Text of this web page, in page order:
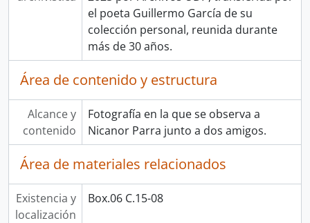
el poeta Guillermo García de su
colección personal, reunida durante
más de 30 años.
Área de contenido y estructura
Alcance y
contenido
Fotografía en la que se observa a
Nicanor Parra junto a dos amigos.
Área de materiales relacionados
Existencia y
localización
Box.06 C.15-08